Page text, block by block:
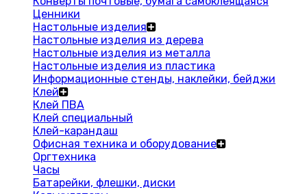
Ценники
Настольные изделия
Настольные изделия из дерева
Настольные изделия из металла
Настольные изделия из пластика
Информационные стенды, наклейки, бейджи
Клей
Клей ПВА
Клей специальный
Клей-карандаш
Офисная техника и оборудование
Оргтехника
Часы
Батарейки, флешки, диски